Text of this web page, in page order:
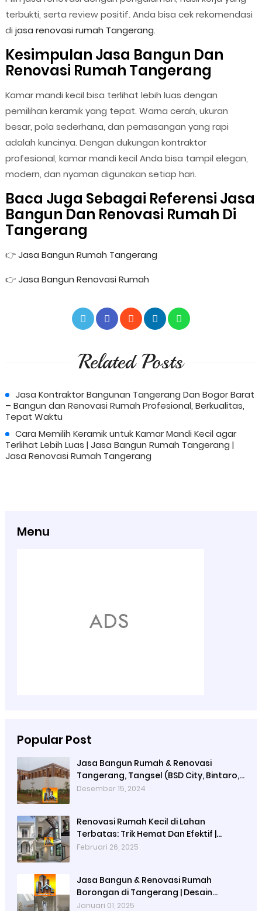
terbukti, serta review positif. Anda bisa cek rekomendasi
di jasa renovasi rumah Tangerang.
Kesimpulan Jasa Bangun Dan
Renovasi Rumah Tangerang
Kamar mandi kecil bisa terlihat lebih luas dengan
pemilihan keramik yang tepat. Warna cerah, ukuran
besar, pola sederhana, dan pemasangan yang rapi
adalah kuncinya. Dengan dukungan kontraktor
profesional, kamar mandi kecil Anda bisa tampil elegan,
modern, dan nyaman digunakan setiap hari.
Baca Juga Sebagai Referensi Jasa
Bangun Dan Renovasi Rumah Di
Tangerang
👉Jasa Bangun Rumah Tangerang
👉Jasa Bangun Renovasi Rumah
Related Posts
Jasa Kontraktor Bangunan Tangerang Dan Bogor Barat
– Bangun dan Renovasi Rumah Profesional, Berkualitas,
Tepat Waktu
Cara Memilih Keramik untuk Kamar Mandi Kecil agar
Terlihat Lebih Luas | Jasa Bangun Rumah Tangerang |
Jasa Renovasi Rumah Tangerang
Menu
Popular Post
Jasa Bangun Rumah & Renovasi
Tangerang, Tangsel (BSD City, Bintaro,
Gading Serpong, Alam Sutera) hingga
Desember 15, 2024
Renovasi Rumah Kecil di Lahan
Terbatas: Trik Hemat Dan Efektif |
Renovasi Rumah Tangerang | Renovasi
Februari 26, 2025
Jasa Bangun & Renovasi Rumah
Borongan di Tangerang | Desain
Interior & Arsitektur
Januari 01, 2025